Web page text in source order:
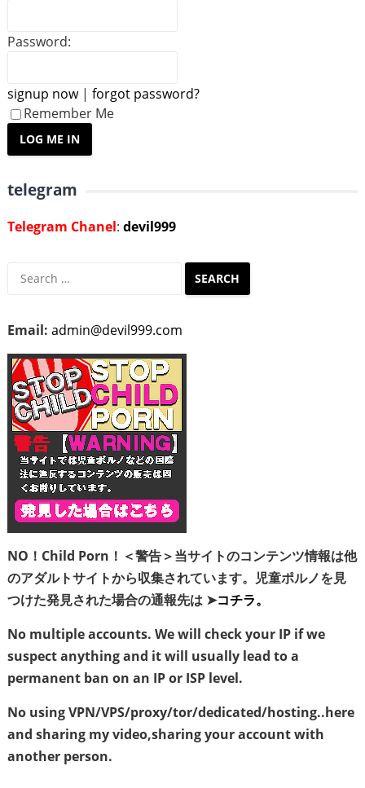
Password:
signup now| forgot password?
Remember Me
telegram
Telegram Chanel: devil999
Search
Email: admin@devil999.com
NO！Child Porn！＜警告＞当サイトのコンテンツ情報は他
のアダルトサイトから収集されています。児童ポルノを見
つけた発見された場合の通報先は ➤コチラ。
No multiple accounts. We will check your IP if we
suspect anything and it will usually lead to a
permanent ban on an IP or ISP level.
No using VPN/VPS/proxy/tor/dedicated/hosting..here
and sharing my video,sharing your account with
another person.